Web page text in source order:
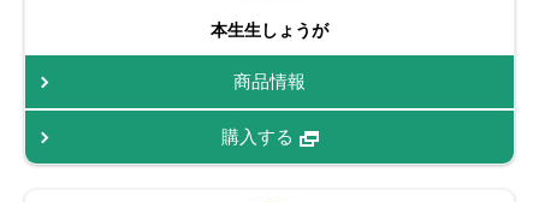
本生生しょうが
商品情報
購入する